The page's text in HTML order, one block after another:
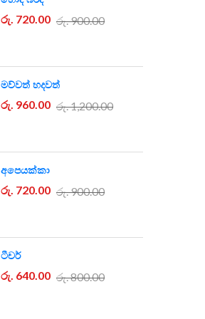
රු. 720.00 රු. 900.00
මව්වත් හදවත්
රු. 960.00 රු. 1,200.00
අපෙයක්කා
රු. 720.00 රු. 900.00
ටීචර්
රු. 640.00 රු. 800.00